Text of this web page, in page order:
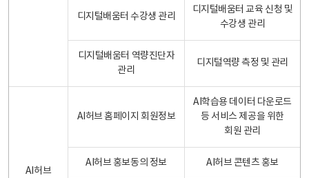
디지털배움터 수강생 관리
디지털배움터 교육 신청 및
수강생 관리
디지털배움터 역량진단자
관리
디지털역량 측정 및 관리
AI허브
AI허브 홈페이지 회원정보
AI학습용 데이터 다운로드
등 서비스 제공을 위한
회원 관리
AI허브 홍보동의 정보 AI허브 콘텐츠 홍보